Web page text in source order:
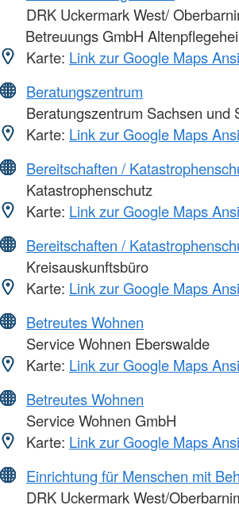
DRK Uckermark West/
Betreuungs GmbH
Karte: Link zur Google Maps
Beratungszentrum
Beratungszentrum Sachsen und
Karte: Link zur Google Maps
Bereitschaften /
Katastrophenschutz
Karte: Link zur Google Maps
Bereitschaften /
Kreisauskunftsbüro
Karte: Link zur Google Maps
Betreutes Wohnen
Service Wohnen Eberswalde
Karte: Link zur Google Maps
Betreutes Wohnen
Service Wohnen GmbH
Karte: Link zur Google Maps
Einrichtung für Menschen mit
DRK Uckermark West/